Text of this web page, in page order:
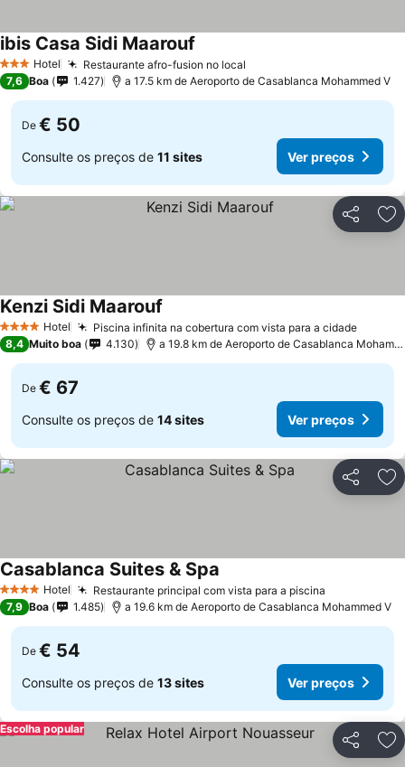
3 EstrelasHotel Restaurante afro-fusion no local
ibis Casa Sidi Maarouf
7,6 Boa 1.427 a 17.5 km de Aeroporto de Casablanca Mohammed V
De € 50
Consulte os preços de 11 sites Ver preços
Partilhar
4 EstrelasHotel Piscina infinita na cobertura com vista para a cidadeVer
Kenzi Sidi Maarouf
8,4 Muito boa 4.130 a 19.8 km de Aeroporto de Casablanca
De € 67
Consulte os preços de 14 sites Ver preços
Partilhar
4 EstrelasHotel Restaurante principal com vista para a piscina
Casablanca Suites & Spa
7,9 Boa 1.485 a 19.6 km de Aeroporto de Casablanca Mohammed V
De € 54
Consulte os preços de 13 sites Ver preços
Partilhar
Escolha popular